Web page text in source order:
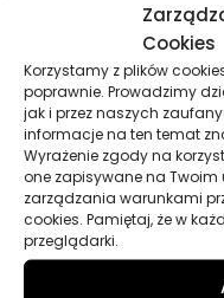
Cookies
Korzystamy z plików
poprawnie. Prowadzimy
jak i przez naszych
informacje na ten temat
Wyrażenie zgody na
one zapisywane na Twoim
zarządzania warunkami
cookies. Pamiętaj, że w
przeglądarki.
Lepkość kinematyczna
Lepkość kinematyczna
Wskaźnik lepkości: 94
Temperatura zapłonu:
Temperatura
Typ: mineralny olej
Sezonowość:
Zastosowanie: TDTO